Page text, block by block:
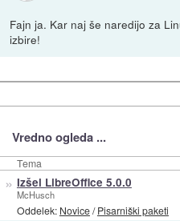
Fajn ja. Kar naj še naredijo za
izbire!
Vredno ogleda ...
Tema
» Izšel LibreOffice 5.0.0
McHusch
Oddelek: Novice/Pisarniški paketi